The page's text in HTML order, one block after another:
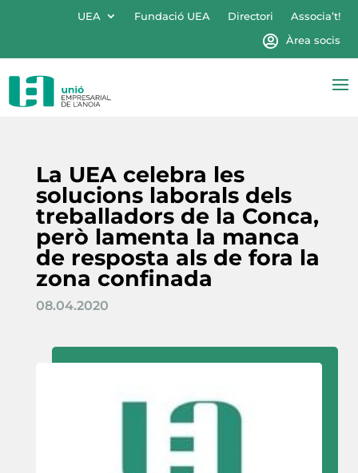
UEA Fundació UEA Directori
Associa’t!
Àrea socis
La UEA celebra les
solucions laborals dels
treballadors de la Conca,
però lamenta la manca
de resposta als de fora la
zona confinada
08.04.2020